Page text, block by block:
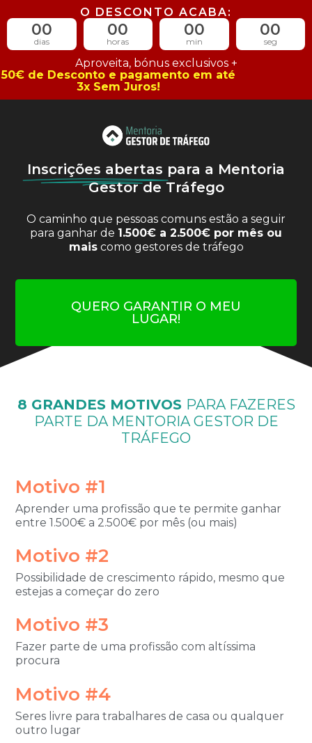
O DESCONTO ACABA:
00
dias
00
horas
00
min
00
seg
Aproveita, bónus exclusivos +
50€ de Desconto e pagamento em até
3x Sem Juros!
Inscrições abertas para a Mentoria
Gestor de Tráfego
O caminho que pessoas comuns estão a seguir
para ganhar de 1.500€ a 2.500€ por mês ou
maiscomo gestores de tráfego
QUERO GARANTIR O MEU
LUGAR!
8 GRANDES MOTIVOS PARA FAZERES
PARTE DA MENTORIA GESTOR DE
TRÁFEGO
Motivo #1
Aprender uma profissão que te permite ganhar
entre 1.500€ a 2.500€ por mês (ou mais)
Motivo #2
Possibilidade de crescimento rápido, mesmo que
estejas a começar do zero
Motivo #3
Fazer parte de uma profissão com altíssima
procura
Motivo #4
Seres livre para trabalhares de casa ou qualquer
outro lugar